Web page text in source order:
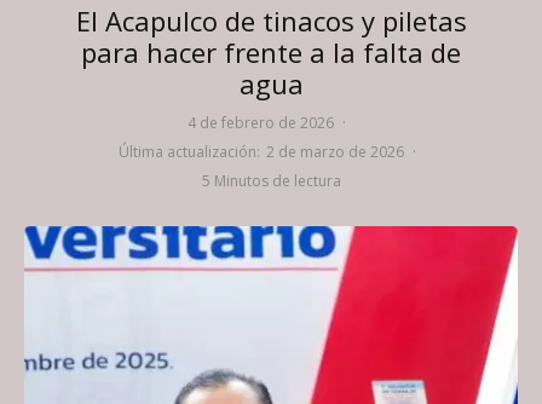
El Acapulco de tinacos y piletas
para hacer frente a la falta de
agua
4 de febrero de 2026 ·
Última actualización: 2 de marzo de 2026 ·
5 Minutos de lectura